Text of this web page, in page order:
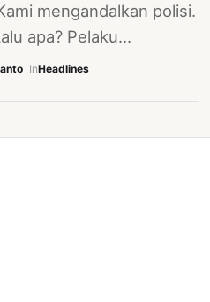
mengandalkan polisi.
apa? Pelaku…
InHeadlines